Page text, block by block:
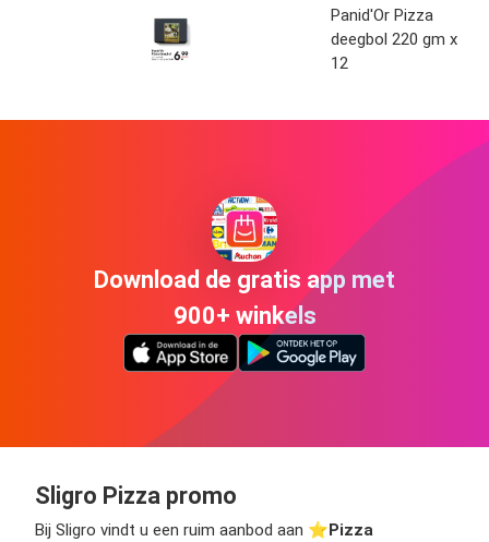
Panid'Or Pizza
deegbol 220 gm x
12
Download de gratis app met
900+ winkels
Sligro Pizza promo
Bij Sligro vindt u een ruim aanbod aan ⭐️Pizza